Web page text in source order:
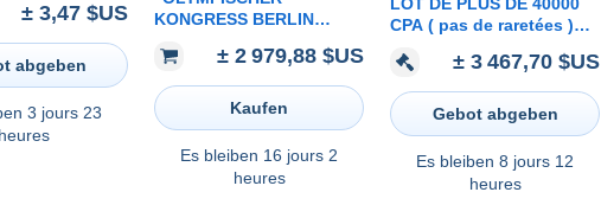
± 3,47 $US
abgeben
3 jours 23
heures
KONGRESS BERLIN
RARITÄT gelaufen mit
Ak-Stpl (Olympic Games
cover 1936 Jeux
Olympiques
± 2 979,88 $US
Kaufen
Es bleiben 16 jours 2
heures
CPA ( pas de raretées )
CARTES SEMI-
MODERNES .... A
EMPORTER
± 3 467,70 $US
Gebot abgeben
Es bleiben 8 jours 12
heures